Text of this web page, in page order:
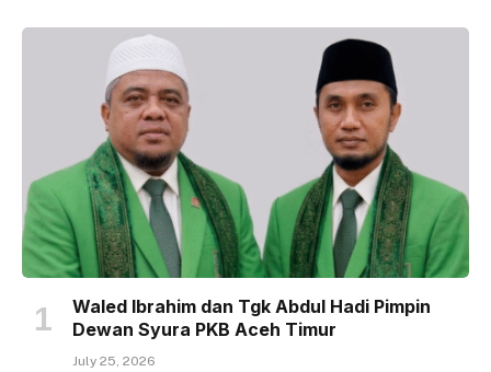
Waled Ibrahim dan Tgk Abdul Hadi Pimpin
Dewan Syura PKB Aceh Timur
July 25, 2026